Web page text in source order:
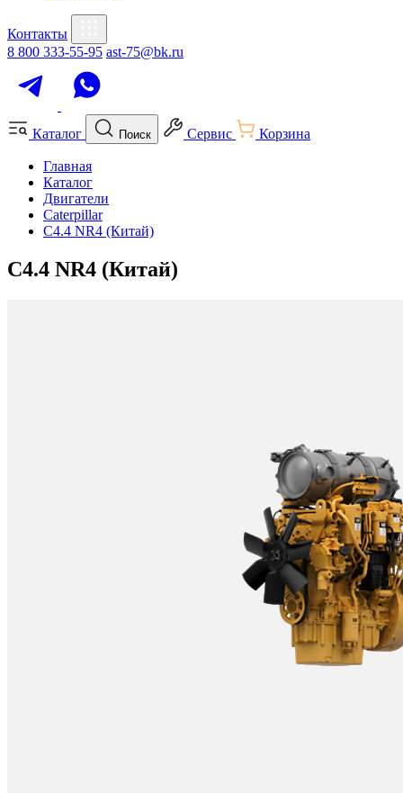
Контакты
8 800 333-55-95 ast-75@bk.ru
Каталог Поиск Сервис Корзина
Главная
Каталог
Двигатели
Caterpillar
C4.4 NR4 (Китай)
C4.4 NR4 (Китай)